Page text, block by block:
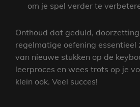
om je spel verder te
Onthoud dat geduld,
regelmatige oefening essentieel
van nieuwe stukken op de
leerproces en wees trots op je
klein ook. Veel succes!